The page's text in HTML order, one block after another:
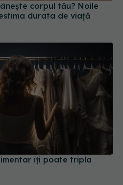
corpul tău? Noile
durata de viață
îți poate tripla